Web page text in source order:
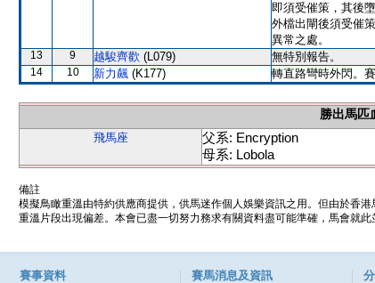
即須受催策，其後
外檔出閘後須受催
異常之處。
13 9 越駿齊歡 (L079) 無特別報告。
14 10 新力飆 (K177) 轉直路彎時外閃。
勝出馬匹
飛馬座
父系: Encryption
母系: Lobola
備註
模擬鳥瞰重溫由特約供應商提供，供馬迷作個人娛樂資訊之用。但由於香
重溫片段出現偏差。本會已盡一切努力務求有關資料盡可能準確，馬會就
賽事資料 賽馬消息及資訊